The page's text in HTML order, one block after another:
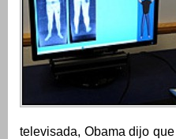
televisada, Obama dijo